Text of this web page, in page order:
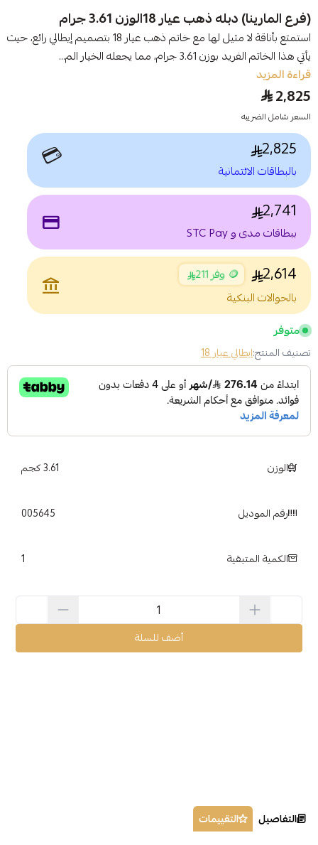
(فرع المارينا) دبله ذهب عيار 18الوزن 3.61 جرام
استمتع بأناقة لا مثيل لها مع خاتم ذهب عيار 18 بتصميم إيطالي رائع، حيث
يأتي هذا الخاتم الفريد بوزن 3.61 جرام، مما يجعله الخيار الم...
قراءة المزيد
2,825
السعر شامل الضريبه
2,825
بالبطاقات الائتمانية 💳
2,741
ببطاقات مدى و STC Pay payment
2,614 🪙 وفر 211
بالحوالات البنكية
account_balance
متوفر
تصنيف المنتج:ايطالي عيار 18
الوزن 3.61 كجم
رقم الموديل 005645
الكمية المتبقية 1
أضف للسلة
التفاصيل التقييمات